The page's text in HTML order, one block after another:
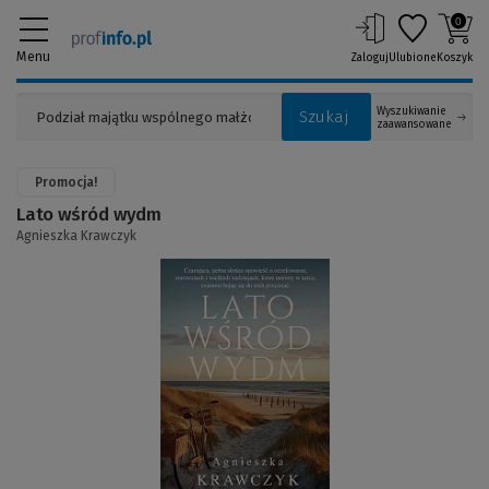
Menu
Szukaj
Wyszukiwanie
zaawansowane
ZalogujUlubione
0
Koszyk
Promocja!
Lato wśród wydm
Agnieszka Krawczyk